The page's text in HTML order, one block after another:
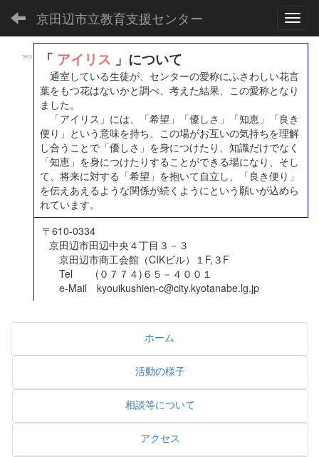
京田辺市立教育支援センター
「 アイリス 」について
通室している生徒が、センターの愛称にふさわしい花言
葉をもつ花はないかと調べ、考えた結果、この愛称となり
ました。
「アイリス」には、「希望」「優しさ」「知恵」「良き
便り」という意味を持ち、この場がお互いの気持ちを理解
し合うことで「優しさ」を身につけたり、知識だけでなく
「知恵」を身につけたりすることができる場になり、そし
て、将来に対する「希望」を抱いて自立し、「良き便り」
を伝えあえるような関係が続くようにという願いが込めら
れています。
〒610-0334
京田辺市田辺中央４丁目３－３
京田辺市商工会館（CIKビル）１F,３F
Tel (０７７４)６５－４００１
e-Mail kyouikushien-c@city.kyotanabe.lg.jp
ホーム
活動の様子
相談等について
アクセス